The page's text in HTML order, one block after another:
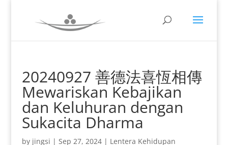
20240927 善德法喜恆相傳
Mewariskan Kebajikan
dan Keluhuran dengan
Sukacita Dharma
by jingsi | Sep 27, 2024| Lentera Kehidupan